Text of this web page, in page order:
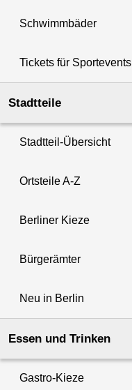
Schwimmbäder
Tickets für Sportevents
Stadtteile
Stadtteil-Übersicht
Ortsteile A-Z
Berliner Kieze
Bürgerämter
Neu in Berlin
Essen und Trinken
Gastro-Kieze